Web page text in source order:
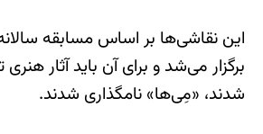
این نقاشی‌ها بر اساس مسابقه
برگزار می‌شد و برای آن باید آثار
شدند، «مِی‌ها» نامگذاری شدند.